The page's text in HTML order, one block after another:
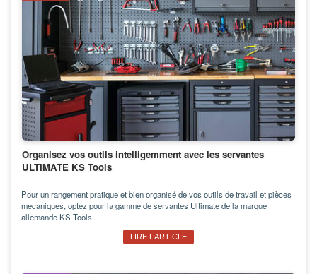
Organisez vos outils intelligemment avec les servantes
ULTIMATE KS Tools
Pour un rangement pratique et bien organisé de vos outils de travail et pièces
mécaniques, optez pour la gamme de servantes Ultimate de la marque
allemande KS Tools.
LIRE L’ARTICLE